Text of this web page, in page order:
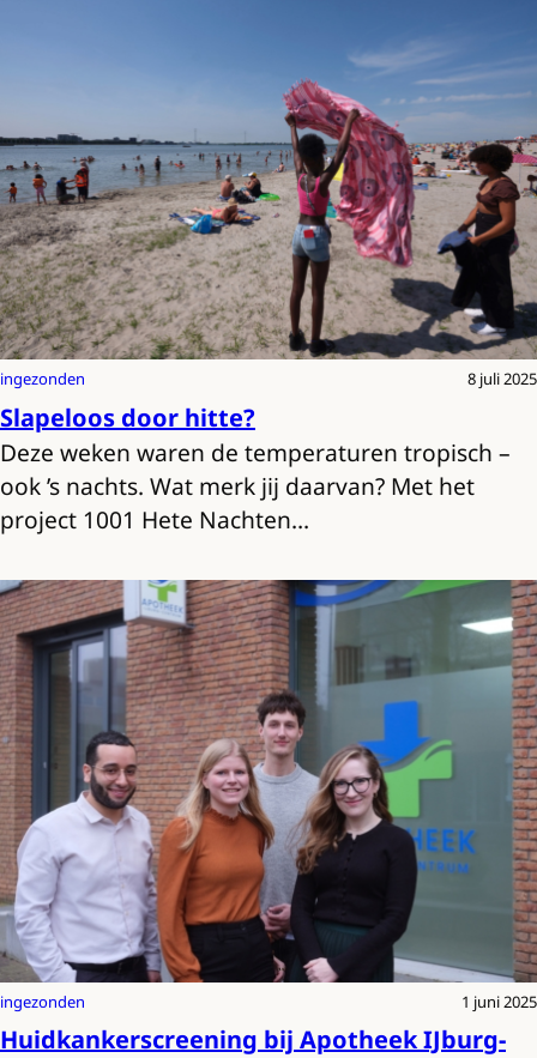
ingezonden 8 juli 2025
Slapeloos door hitte?
Deze weken waren de temperaturen tropisch –
ook ’s nachts. Wat merk jij daarvan? Met het
project 1001 Hete Nachten…
ingezonden 1 juni 2025
Huidkankerscreening bij Apotheek IJburg-